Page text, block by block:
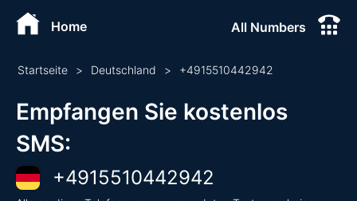
Home All Numbers
Startseite > Deutschland > +4915510442942
Empfangen Sie kostenlos
SMS:
+4915510442942